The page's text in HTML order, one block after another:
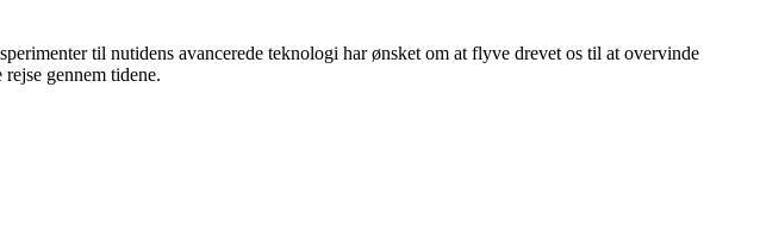
til nutidens avancerede teknologi har ønsket om at flyve drevet os til at overvinde
gennem tidene.